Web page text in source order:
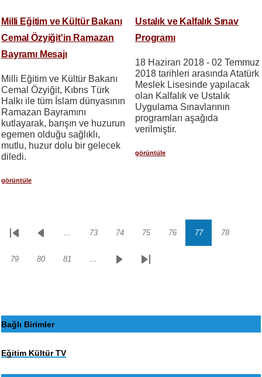
Milli Eğitim ve Kültür Bakanı
Cemal Özyiğit'in Ramazan
Bayramı Mesajı
Milli Eğitim ve Kültür Bakanı
Cemal Özyiğit, Kıbrıs Türk
Halkı ile tüm İslam dünyasının
Ramazan Bayramını
kutlayarak, barışın ve huzurun
egemen olduğu sağlıklı,
mutlu, huzur dolu bir gelecek
diledi.
görüntüle
Ustalık ve Kalfalık Sınav
Programı
18 Haziran 2018 - 02 Temmuz
2018 tarihleri arasında Atatürk
Meslek Lisesinde yapılacak
olan Kalfalık ve Ustalık
Uygulama Sınavlarının
programları aşağıda
verilmiştir.
görüntüle
Sayfalama
İlk
Önceki… Sayfa
73 Sayfa
74 Sayfa
75 Sayfa
76 Sayfa
77 Sayfa
78
Sayfa
79 Sayfa
80 Sayfa
81 …
SonrakiSon
Bağlı Birimler
Eğitim Kültür TV